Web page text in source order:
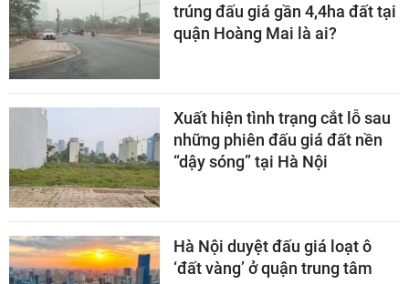
trúng đấu giá gần 4,4ha đất tại
quận Hoàng Mai là ai?
Xuất hiện tình trạng cắt lỗ sau
những phiên đấu giá đất nền
“dậy sóng” tại Hà Nội
Hà Nội duyệt đấu giá loạt ô
‘đất vàng’ ở quận trung tâm